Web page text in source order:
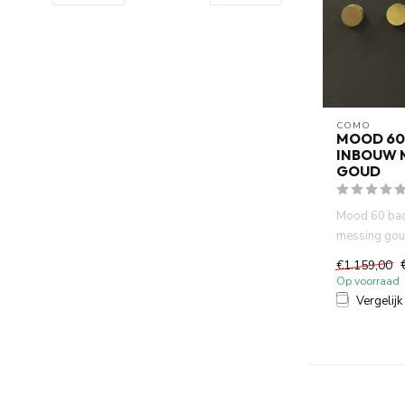
COMO
MOOD
INBOUW
GOUD
Mood 60
messing
PVD met
handdouche
€1.159,00
Op voorraad
Vergelijk